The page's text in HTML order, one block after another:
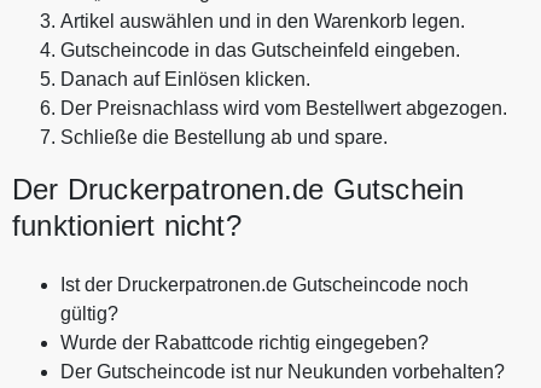
Artikel auswählen und in den Warenkorb legen.
Gutscheincode in das Gutscheinfeld eingeben.
Danach auf Einlösen klicken.
Der Preisnachlass wird vom Bestellwert abgezogen.
Schließe die Bestellung ab und spare.
Der Druckerpatronen.de Gutschein
funktioniert nicht?
Ist der Druckerpatronen.de Gutscheincode noch
gültig?
Wurde der Rabattcode richtig eingegeben?
Der Gutscheincode ist nur Neukunden vorbehalten?